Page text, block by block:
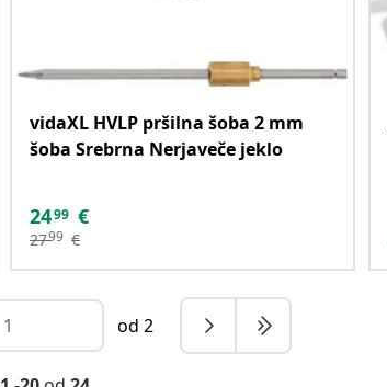
vidaXL HVLP pršilna šoba 2 mm
šoba Srebrna Nerjaveče jeklo
2499 €
2799 €
od 2